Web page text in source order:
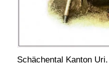
Schächental Kanton Uri.